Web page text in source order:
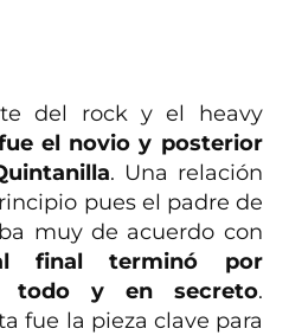
del rock y el heavy
el novio y posterior
. Una relación
pues el padre de
muy de acuerdo con
final terminó por
todo y en secreto.
fue la pieza clave para